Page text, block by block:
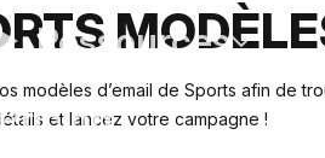
Ressources
modèles d’email de Sports afin de
et lancez votre campagne !